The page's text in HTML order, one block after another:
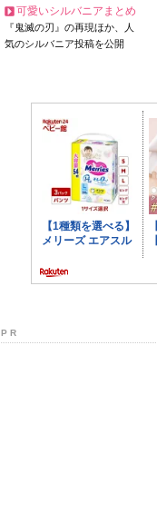
可愛いシルバニアまとめ
『鬼滅の刃』の再現ほか、人
気のシルバニア投稿を公開
P R